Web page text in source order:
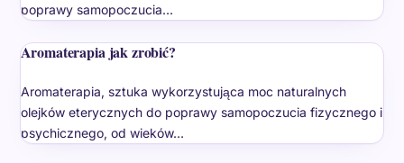
poprawy samopoczucia…
Aromaterapia jak zrobić?
Aromaterapia, sztuka wykorzystująca moc naturalnych
olejków eterycznych do poprawy samopoczucia fizycznego i
psychicznego, od wieków…